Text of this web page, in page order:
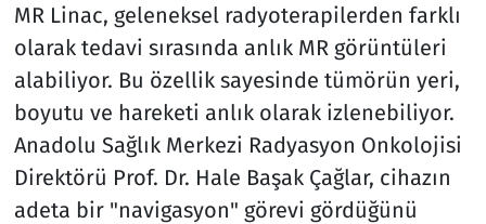
MR Linac, geleneksel radyoterapilerden farklı
olarak tedavi sırasında anlık MR görüntüleri
alabiliyor. Bu özellik sayesinde tümörün yeri,
boyutu ve hareketi anlık olarak izlenebiliyor.
Anadolu Sağlık Merkezi Radyasyon Onkolojisi
Direktörü Prof. Dr. Hale Başak Çağlar, cihazın
adeta bir "navigasyon" görevi gördüğünü